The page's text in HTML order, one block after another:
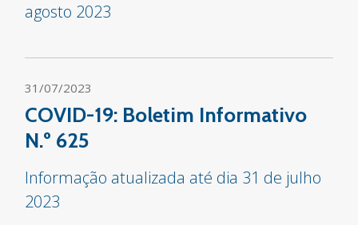
agosto 2023
31/07/2023
COVID-19: Boletim Informativo
N.º 625
Informação atualizada até dia 31 de julho
2023